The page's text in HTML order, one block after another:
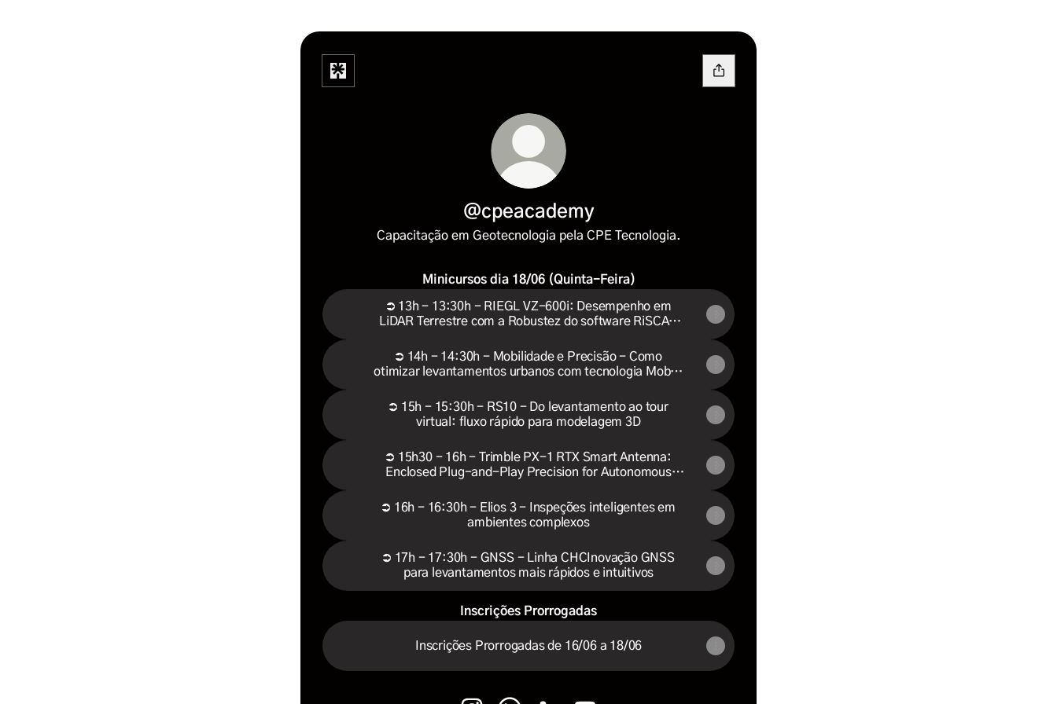
@cpeacademy
Capacitação em Geotecnologia pela CPE Tecnologia.
Minicursos dia 18/06 (Quinta-Feira)
⮊ 13h - 13:30h - RIEGL VZ-600i: Desempenho em
LiDAR Terrestre com a Robustez do software RiSCAN
⮊ 14h - 14:30h - Mobilidade e Precisão - Como
otimizar levantamentos urbanos com tecnologia Mobile
⮊ 15h - 15:30h - RS10 - Do levantamento ao tour
virtual: fluxo rápido para modelagem 3D
⮊ 15h30 - 16h - Trimble PX-1 RTX Smart Antenna:
Enclosed Plug-and-Play Precision for Autonomous
⮊ 16h - 16:30h - Elios 3 - Inspeções inteligentes em
ambientes complexos
⮊ 17h - 17:30h - GNSS - Linha CHCInovação GNSS
para levantamentos mais rápidos e intuitivos
Inscrições Prorrogadas
Inscrições Prorrogadas de 16/06 a 18/06